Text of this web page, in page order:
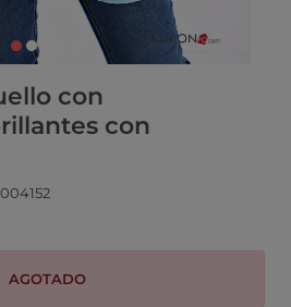
con
con
AGOTADO